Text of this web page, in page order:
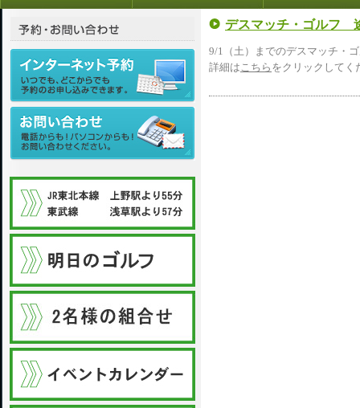
デスマッチ・ゴルフ
9/1（土）までのデスマッチ・
詳細はこちら をクリックしてく